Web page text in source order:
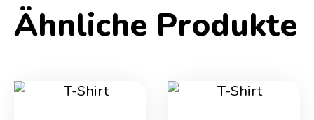
Ähnliche Produkte